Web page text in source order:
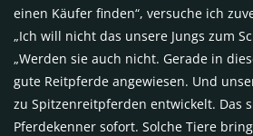
einen Käufer finden“, versuche ich
„Ich will nicht das unsere Jungs zum
„Werden sie auch nicht. Gerade in
gute Reitpferde angewiesen. Und
zu Spitzenreitpferden entwickelt. Das
Pferdekenner sofort. Solche Tiere